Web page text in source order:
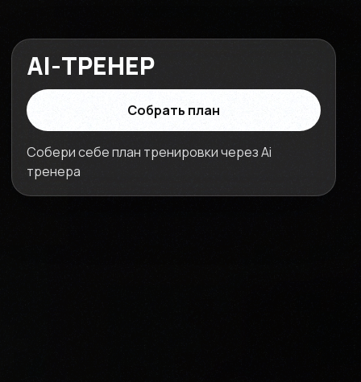
AI-ТРЕНЕР
Собрать план
Собери себе план тренировки через Ai
тренера